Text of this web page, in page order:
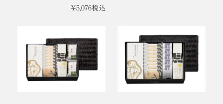
¥5,076税込